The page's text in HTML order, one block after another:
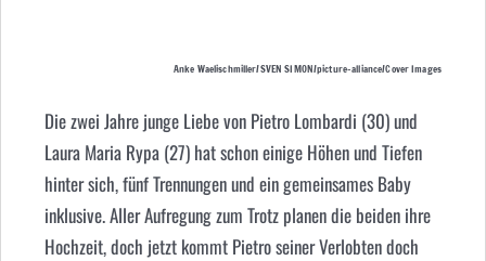
Anke Waelischmiller/SVEN SIMON/picture-alliance/Cover Images
Die zwei Jahre junge Liebe von Pietro Lombardi (30) und
Laura Maria Rypa (27) hat schon einige Höhen und Tiefen
hinter sich, fünf Trennungen und ein gemeinsames Baby
inklusive. Aller Aufregung zum Trotz planen die beiden ihre
Hochzeit, doch jetzt kommt Pietro seiner Verlobten doch